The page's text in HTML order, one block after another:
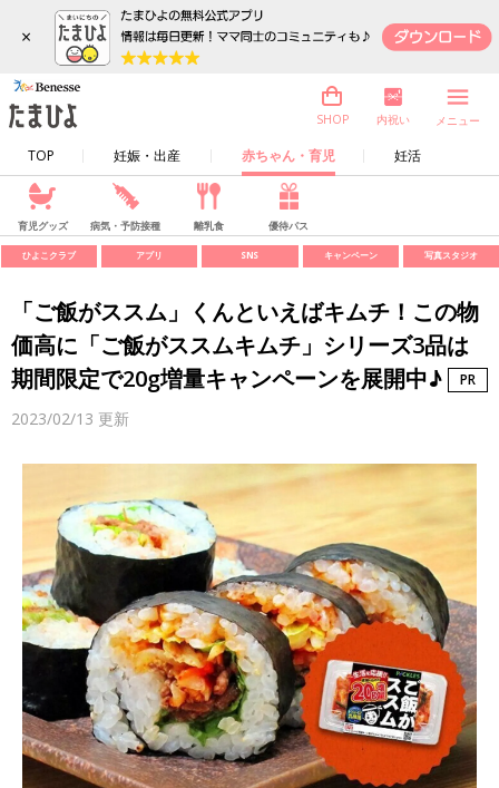
×
TOP 妊娠・出産 赤ちゃん・育児 妊活
SHOP 内祝い メニュー
育児グッズ 病気・予防接種 離乳食 優待パス
ひよこクラブ アプリ SNS キャンペーン 写真スタジオ
「ご飯がススム」くんといえばキムチ！この物
価高に「ご飯がススムキムチ」シリーズ3品は
期間限定で20g増量キャンペーンを展開中♪
2023/02/13 更新